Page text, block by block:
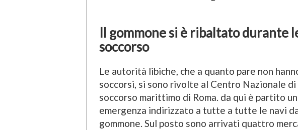
Il gommone si è ribaltato durante
soccorso
Le autorità libiche, che a quanto pare non
soccorsi, si sono rivolte al Centro Nazionale
soccorso marittimo di Roma. da qui è partito
emergenza indirizzato a tutte a tutte le navi
gommone. Sul posto sono arrivati quattro